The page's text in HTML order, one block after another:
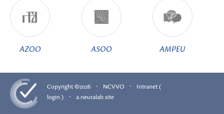
AZOO ASOO AMPEU
Copyright ©2026 · NCVVO ·
Intranet (
login )
· a.neuralab.site